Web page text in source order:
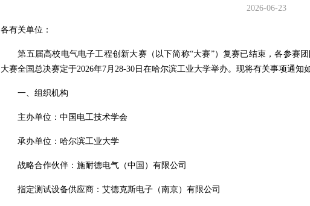
2026-06-23
各有关单位：
第五届高校电气电子工程创新大赛（以下简称“大赛”）复赛已结束，各参赛团
大赛全国总决赛定于2026年7月28-30日在哈尔滨工业大学举办。现将有关事项通知
一、组织机构
主办单位：中国电工技术学会
承办单位：哈尔滨工业大学
战略合作伙伴：施耐德电气（中国）有限公司
指定测试设备供应商：艾德克斯电子（南京）有限公司